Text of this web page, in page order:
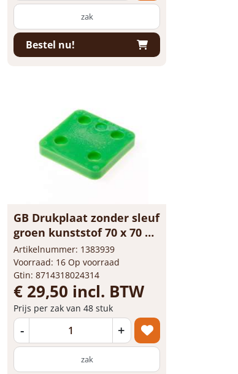
zak
Bestel nu!
GB Drukplaat zonder sleuf
groen kunststof 70 x 70 x
10mm 34710
Artikelnummer: 1383939
Voorraad: 16 Op voorraad
Gtin: 8714318024314
€ 29,50 incl. BTW
Prijs per zak van 48 stuk
- +
zak